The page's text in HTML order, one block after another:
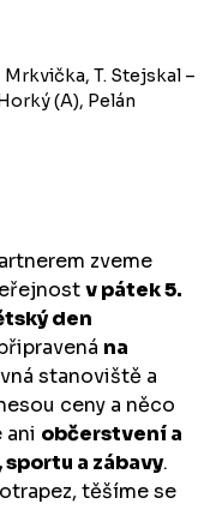
T. Stejskal –
(A), Pelán
zveme
v pátek 5.
den
na
stanoviště a
ceny a něco
ani občerstvení a
a zábavy.
těšíme se